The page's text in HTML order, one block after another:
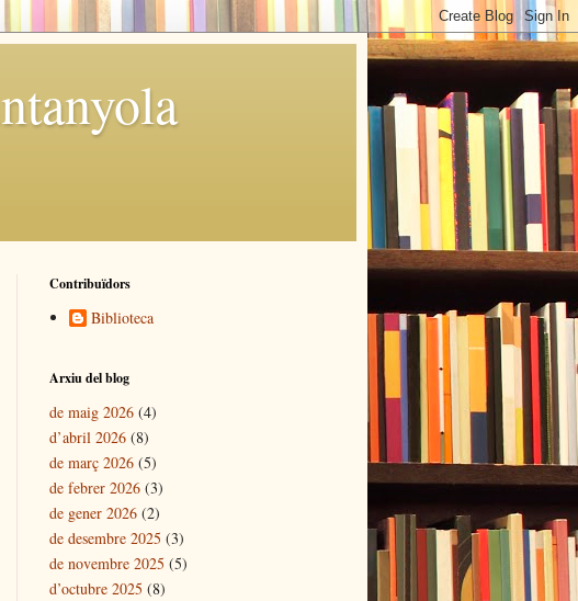
Contribuïdors
Biblioteca
Arxiu del blog
de maig 2026 (4)
d’abril 2026 (8)
de març 2026 (5)
de febrer 2026 (3)
de gener 2026 (2)
de desembre 2025 (3)
de novembre 2025 (5)
d’octubre 2025 (8)